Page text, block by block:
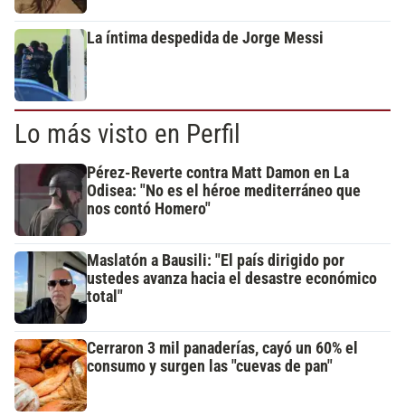
La íntima despedida de Jorge Messi
Lo más visto en Perfil
Pérez-Reverte contra Matt Damon en La
Odisea: "No es el héroe mediterráneo que
nos contó Homero"
Maslatón a Bausili: "El país dirigido por
ustedes avanza hacia el desastre económico
total"
Cerraron 3 mil panaderías, cayó un 60% el
consumo y surgen las "cuevas de pan"